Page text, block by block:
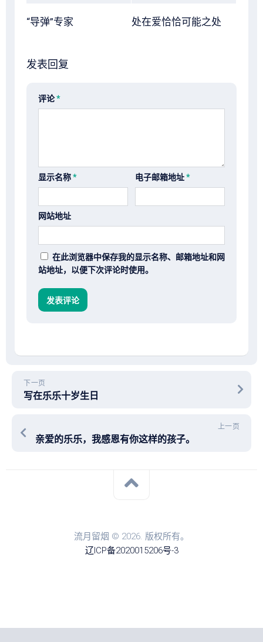
“导弹”专家 处在爱恰恰可能之处
发表回复
评论*
显示名称* 电子邮箱地址*
网站地址
在此浏览器中保存我的显示名称、邮箱地址和网
站地址，以便下次评论时使用。
下一页
写在乐乐十岁生日
上一页
亲爱的乐乐，我感恩有你这样的孩子。
流月留烟 © 2026. 版权所有。
辽ICP备2020015206号-3